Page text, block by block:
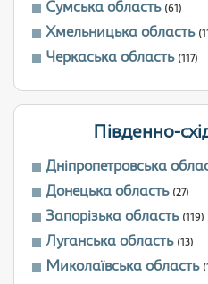
Сумська область (61)
Хмельницька область
Черкаська область (117)
Південно-
Дніпропетровська
Донецька область (27)
Запорізька область (119)
Луганська область (13)
Миколаївська область